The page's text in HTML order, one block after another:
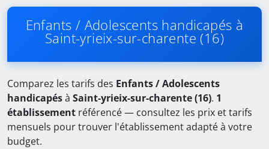
Enfants / Adolescents handicapés à
Saint-yrieix-sur-charente (16)
Comparez les tarifs des Enfants / Adolescents
handicapésà Saint-yrieix-sur-charente (16). 1
établissement référencé — consultez les prix et tarifs
mensuels pour trouver l'établissement adapté à votre
budget.